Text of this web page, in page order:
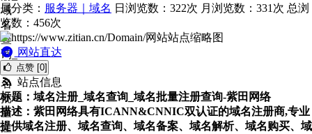
属分类： 服务器｜域名 日浏览数：322次 月浏览数：331次 总浏
览数：456次
网站直达
点赞 [0]
站点信息
标题：域名注册_域名查询_域名批量注册查询-紫田网络
描述：紫田网络具有ICANN&CNNIC双认证的域名注册商,专业
提供域名注册、域名查询、域名备案、域名解析、域名购买、域